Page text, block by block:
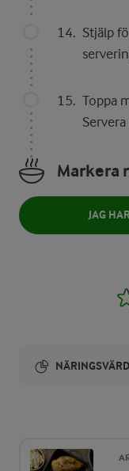
Stjälp
Toppa
Markera
JAG